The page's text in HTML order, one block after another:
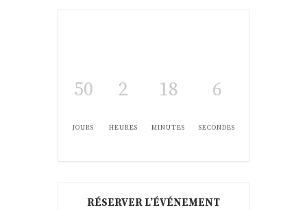
50
JOURS
2
HEURES
18
MINUTES
6
SECONDES
RÉSERVER L’ÉVÉNEMENT